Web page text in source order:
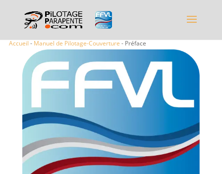
Accueil - Manuel de Pilotage-Couverture - Préface